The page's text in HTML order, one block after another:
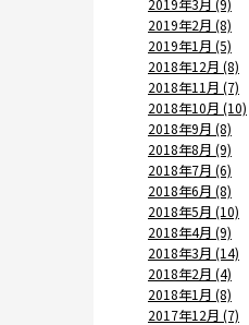
2019年3月 (9)
2019年2月 (8)
2019年1月 (5)
2018年12月 (8)
2018年11月 (7)
2018年10月 (10)
2018年9月 (8)
2018年8月 (9)
2018年7月 (6)
2018年6月 (8)
2018年5月 (10)
2018年4月 (9)
2018年3月 (14)
2018年2月 (4)
2018年1月 (8)
2017年12月 (7)